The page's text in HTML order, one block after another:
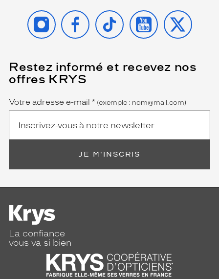
INSTAGRAMFACEBOOK
TIKTOK YOUTUBE
X
Restez informé et recevez nos
offres KRYS
Name
Votre adresse e-mail *
(Ce
champ
est
obligatoire)
(exemple : nom@mail.com)
JE M'INSCRIS
La confiance
vous va si bien